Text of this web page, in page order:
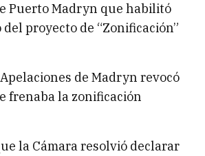
Puerto Madryn que habilitó
proyecto de “Zonificación”
de Madryn revocó
frenaba la zonificación
la Cámara resolvió declarar